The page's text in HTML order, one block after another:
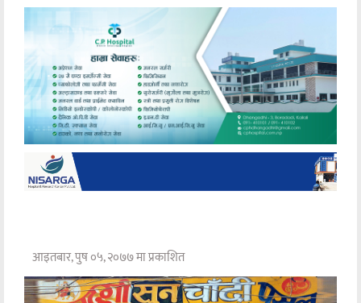
अन्य
आइतबार, पुष ०५, २०७७ मा प्रकाशित